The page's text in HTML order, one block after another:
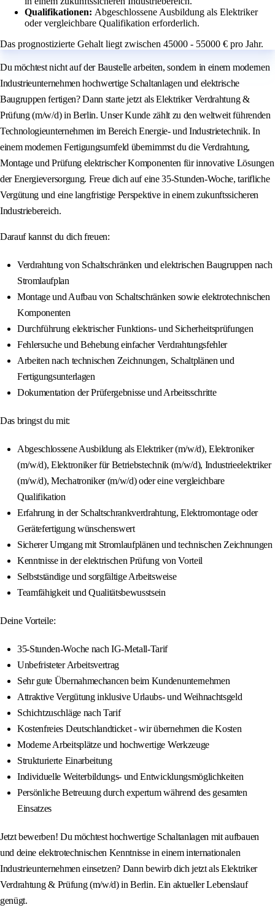
Qualifikationen: Abgeschlossene Ausbildung als Elektriker
oder vergleichbare Qualifikation erforderlich.
Das prognostizierte Gehalt liegt zwischen 45000 - 55000 € pro Jahr.
Du möchtest nicht auf der Baustelle arbeiten, sondern in einem modernen
Industrieunternehmen hochwertige Schaltanlagen und elektrische
Baugruppen fertigen? Dann starte jetzt als Elektriker Verdrahtung &
Prüfung (m/w/d) in Berlin. Unser Kunde zählt zu den weltweit führenden
Technologieunternehmen im Bereich Energie- und Industrietechnik. In
einem modernen Fertigungsumfeld übernimmst du die Verdrahtung,
Montage und Prüfung elektrischer Komponenten für innovative Lösungen
der Energieversorgung. Freue dich auf eine 35-Stunden-Woche, tarifliche
Vergütung und eine langfristige Perspektive in einem zukunftssicheren
Industriebereich.
Darauf kannst du dich freuen:
Verdrahtung von Schaltschränken und elektrischen Baugruppen nach
Stromlaufplan
Montage und Aufbau von Schaltschränken sowie elektrotechnischen
Komponenten
Durchführung elektrischer Funktions- und Sicherheitsprüfungen
Fehlersuche und Behebung einfacher Verdrahtungsfehler
Arbeiten nach technischen Zeichnungen, Schaltplänen und
Fertigungsunterlagen
Dokumentation der Prüfergebnisse und Arbeitsschritte
Das bringst du mit:
Abgeschlossene Ausbildung als Elektriker (m/w/d), Elektroniker
(m/w/d), Elektroniker für Betriebstechnik (m/w/d), Industrieelektriker
(m/w/d), Mechatroniker (m/w/d) oder eine vergleichbare
Qualifikation
Erfahrung in der Schaltschrankverdrahtung, Elektromontage oder
Gerätefertigung wünschenswert
Sicherer Umgang mit Stromlaufplänen und technischen Zeichnungen
Kenntnisse in der elektrischen Prüfung von Vorteil
Selbstständige und sorgfältige Arbeitsweise
Teamfähigkeit und Qualitätsbewusstsein
Deine Vorteile:
35-Stunden-Woche nach IG-Metall-Tarif
Unbefristeter Arbeitsvertrag
Sehr gute Übernahmechancen beim Kundenunternehmen
Attraktive Vergütung inklusive Urlaubs- und Weihnachtsgeld
Schichtzuschläge nach Tarif
Kostenfreies Deutschlandticket - wir übernehmen die Kosten
Moderne Arbeitsplätze und hochwertige Werkzeuge
Strukturierte Einarbeitung
Individuelle Weiterbildungs- und Entwicklungsmöglichkeiten
Persönliche Betreuung durch expertum während des gesamten
Einsatzes
Jetzt bewerben! Du möchtest hochwertige Schaltanlagen mit aufbauen
und deine elektrotechnischen Kenntnisse in einem internationalen
Industrieunternehmen einsetzen? Dann bewirb dich jetzt als Elektriker
Verdrahtung & Prüfung (m/w/d) in Berlin. Ein aktueller Lebenslauf
genügt.